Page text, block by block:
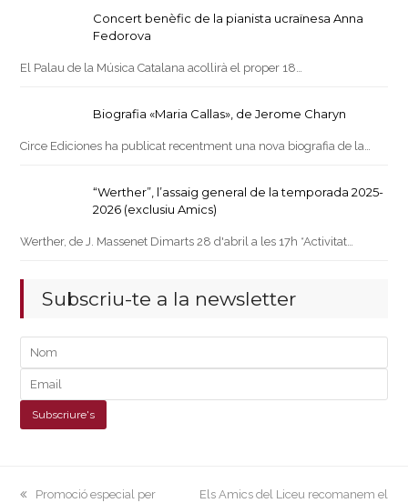
Concert benèfic de la pianista ucraïnesa Anna
Fedorova
El Palau de la Música Catalana acollirà el proper 18…
Biografia «Maria Callas», de Jerome Charyn
Circe Ediciones ha publicat recentment una nova biografia de la…
“Werther”, l’assaig general de la temporada 2025-
2026 (exclusiu Amics)
Werther, de J. Massenet Dimarts 28 d'abril a les 17h *Activitat…
Subscriu-te a la newsletter
previous
Promoció especial per
next
Els Amics del Liceu recomanem el